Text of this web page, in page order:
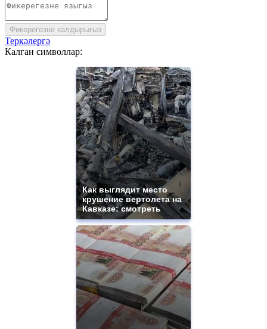
Фикерегезне калдырыгыз
Теркәлергә
Калган символлар:
Как выглядит место
крушение вертолета на
Кавказе: смотреть